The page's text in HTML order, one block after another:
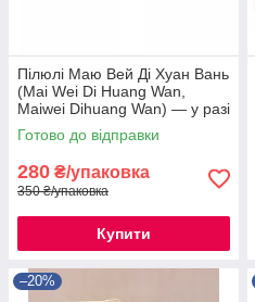
Пілюлі Маю Вей Ді Хуан Вань
(Mai Wei Di Huang Wan,
Maiwei Dihuang Wan) — у разі
захворювань легень
Готово до відправки
280 ₴/упаковка
350 ₴/упаковка
Купити
–20%